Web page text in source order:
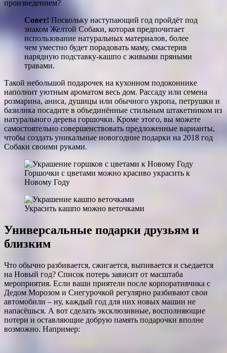
произведением?
Совет! Поскольку наступающий год пройдёт под
знаком Желтой Собаки, которая предпочитает
использование натуральных материалов, более
чем уместно будет порадовать маму, смастерив
нарядную подставку-кашпо с живыми пряными
травами.
Такой небольшой подарочек на кухонном подоконнике
наполнит уютным ароматом весь дом. Рассаду или семена
розмарина, аниса, душицы или обычного укропа, петрушки и
базилика посадите в объединённые стильным штакетником из
натурального дерева горшочки. Кроме этого, вы можете
самостоятельно совершенствовать предложенные варианты,
чтобы создать уникальные новогодние подарки на 2018 год
Собаки своими руками.
Горшочки с цветами можно красиво украсить к
Новому Году
Украсить кашпо можно веточками
Универсальные подарки друзьям и
близким
Что обычно разбивается, сжигается, выпивается и съедается
на Новый год? Список потерь зависит от масштаба
мероприятия. Если ваши приятели после корпоративчика с
Дедом Морозом и Снегурочкой регулярно разбивают свои
автомобили – ну, каждый год для них новых машин не
напасёшься. А вот сделать эксклюзивные, восполняющие
потери и оставляющие добрую память подарочки вполне
возможно. Например: